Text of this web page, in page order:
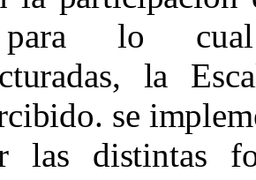
lo cual
la
se
las distintas